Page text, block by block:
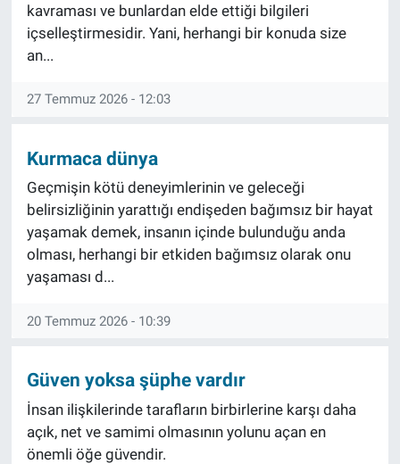
kavraması ve bunlardan elde ettiği bilgileri
içselleştirmesidir. Yani, herhangi bir konuda size
an...
27 Temmuz 2026 - 12:03
Kurmaca dünya
Geçmişin kötü deneyimlerinin ve geleceği
belirsizliğinin yarattığı endişeden bağımsız bir hayat
yaşamak demek, insanın içinde bulunduğu anda
olması, herhangi bir etkiden bağımsız olarak onu
yaşaması d...
20 Temmuz 2026 - 10:39
Güven yoksa şüphe vardır
İnsan ilişkilerinde tarafların birbirlerine karşı daha
açık, net ve samimi olmasının yolunu açan en
önemli öğe güvendir.